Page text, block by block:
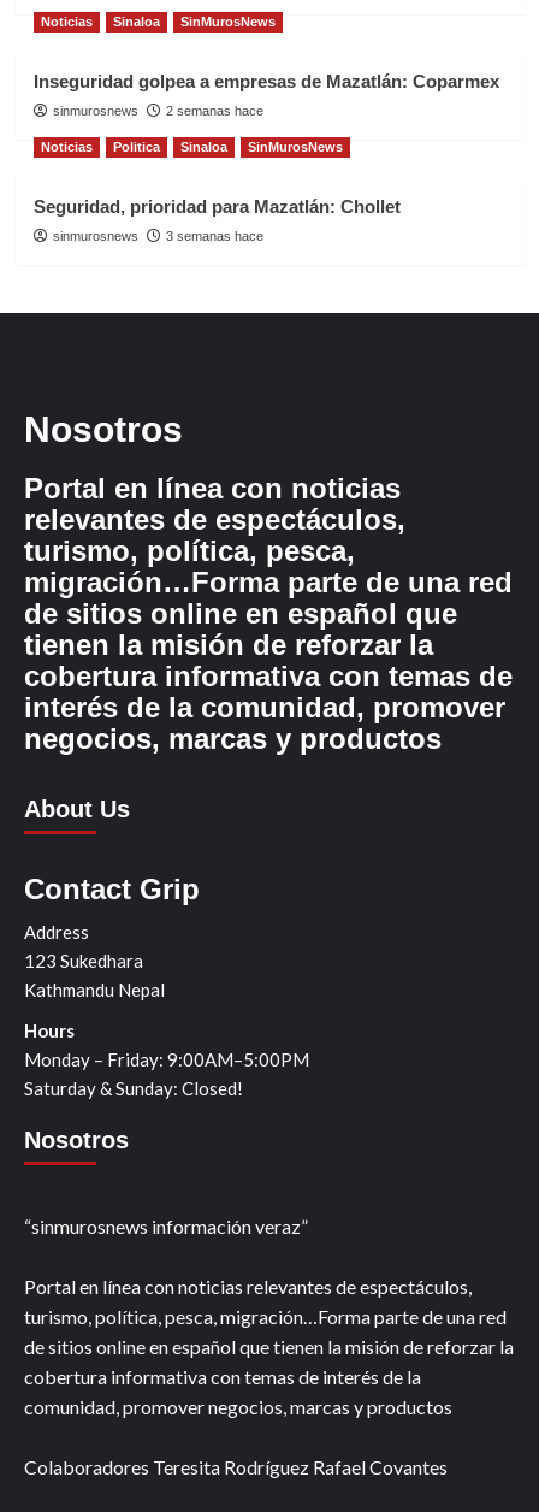
Noticias Sinaloa SinMurosNews
Inseguridad golpea a empresas de Mazatlán: Coparmex
sinmurosnews 2 semanas hace
Noticias Politica Sinaloa SinMurosNews
Seguridad, prioridad para Mazatlán: Chollet
sinmurosnews 3 semanas hace
Nosotros
Portal en línea con noticias
relevantes de espectáculos,
turismo, política, pesca,
migración…Forma parte de una red
de sitios online en español que
tienen la misión de reforzar la
cobertura informativa con temas de
interés de la comunidad, promover
negocios, marcas y productos
About Us
Contact Grip
Address
123 Sukedhara
Kathmandu Nepal
Hours
Monday – Friday: 9:00AM–5:00PM
Saturday & Sunday: Closed!
Nosotros
“sinmurosnews información veraz”
Portal en línea con noticias relevantes de espectáculos,
turismo, política, pesca, migración…Forma parte de una red
de sitios online en español que tienen la misión de reforzar la
cobertura informativa con temas de interés de la
comunidad, promover negocios, marcas y productos
Colaboradores Teresita Rodríguez Rafael Covantes